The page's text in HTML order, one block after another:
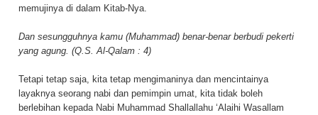
memujinya di dalam Kitab-Nya.
Dan sesungguhnya kamu (Muhammad) benar-benar berbudi pekerti
yang agung. (Q.S. Al-Qalam : 4)
Tetapi tetap saja, kita tetap mengimaninya dan mencintainya
layaknya seorang nabi dan pemimpin umat, kita tidak boleh
berlebihan kepada Nabi Muhammad Shallallahu ‘Alaihi Wasallam